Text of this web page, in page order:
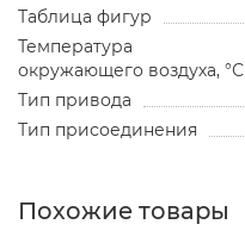
Таблица фигур
Температура
окружающего воздуха, °С
Тип привода
Тип присоединения
Похожие товары